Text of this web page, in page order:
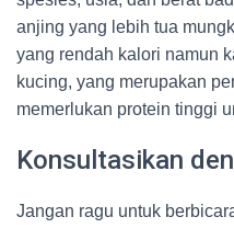
anjing yang lebih tua
yang rendah kalori namun
kucing, yang merupakan
memerlukan protein tinggi
Konsultasikan
Jangan ragu untuk